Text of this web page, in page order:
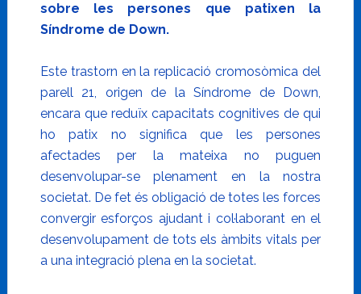
sobre les persones que patixen la
Síndrome de Down.
Este trastorn en la replicació cromosòmica del
parell 21, origen de la Síndrome de Down,
encara que reduïx capacitats cognitives de qui
ho patix no significa que les persones
afectades per la mateixa no puguen
desenvolupar-se plenament en la nostra
societat. De fet és obligació de totes les forces
convergir esforços ajudant i col·laborant en el
desenvolupament de tots els àmbits vitals per
a una integració plena en la societat.